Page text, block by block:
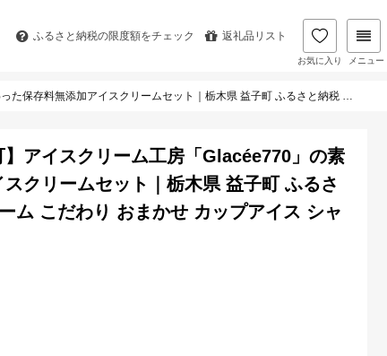
ふるさと納税の限度額をチェック 返礼品リスト
お気に入り メニュー
子町 ふるさと納税 保存料無添加 アイスクリーム こだわり おまかせ カップアイス シャーベット (AB002)
】アイスクリーム工房「Glacée770」の素
クリームセット｜栃木県 益子町 ふるさ
ム こだわり おまかせ カップアイス シャ